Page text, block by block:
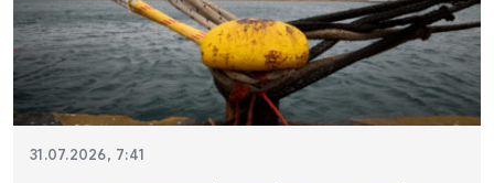
31.07.2026, 7:41